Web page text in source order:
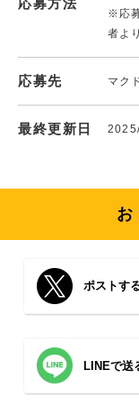
応募方法
※応
者よ
応募先 マク
最終更新日
ポストす
LINEで送